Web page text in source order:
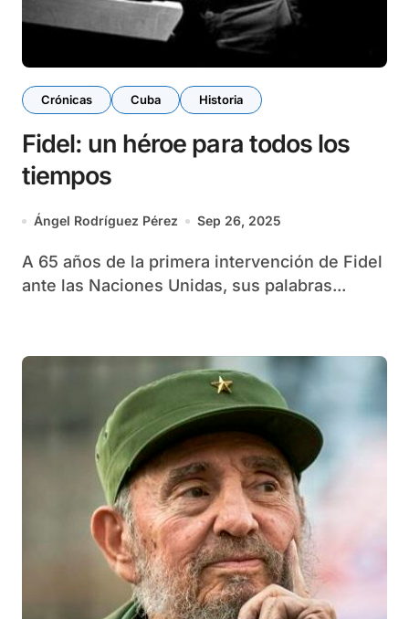
Crónicas Cuba Historia
Fidel: un héroe para todos los
tiempos
Ángel Rodríguez Pérez Sep 26, 2025
A 65 años de la primera intervención de Fidel
ante las Naciones Unidas, sus palabras...